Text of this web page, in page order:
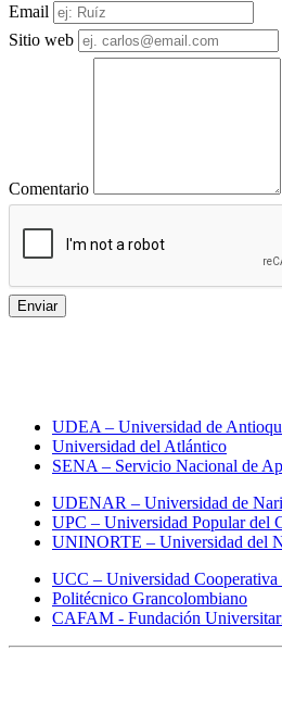
Email
Sitio web
Comentario
Enviar
UDEA – Universidad de
Universidad del Atlántico
SENA – Servicio Nacional de
UDENAR – Universidad de
UPC – Universidad Popular del
UNINORTE – Universidad del
UCC – Universidad Cooperativa
Politécnico Grancolombiano
CAFAM - Fundación